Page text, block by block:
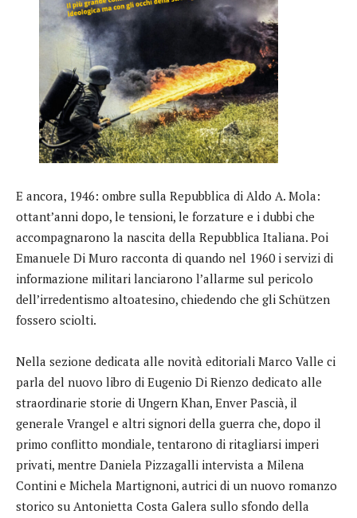
E ancora, 1946: ombre sulla Repubblica di Aldo A. Mola:
ottant’anni dopo, le tensioni, le forzature e i dubbi che
accompagnarono la nascita della Repubblica Italiana. Poi
Emanuele Di Muro racconta di quando nel 1960 i servizi di
informazione militari lanciarono l’allarme sul pericolo
dell’irredentismo altoatesino, chiedendo che gli Schützen
fossero sciolti.
Nella sezione dedicata alle novità editoriali Marco Valle ci
parla del nuovo libro di Eugenio Di Rienzo dedicato alle
straordinarie storie di Ungern Khan, Enver Pascià, il
generale Vrangel e altri signori della guerra che, dopo il
primo conflitto mondiale, tentarono di ritagliarsi imperi
privati, mentre Daniela Pizzagalli intervista a Milena
Contini e Michela Martignoni, autrici di un nuovo romanzo
storico su Antonietta Costa Galera sullo sfondo della